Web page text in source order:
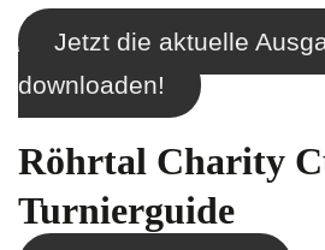
Jetzt die aktuelle
downloaden!
Röhrtal Charity
Turnierguide